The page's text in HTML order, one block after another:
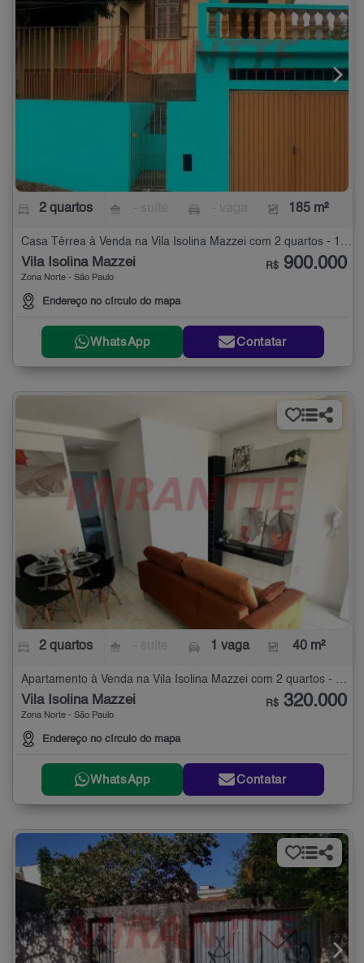
2 quartos 185 m²
Casa Térrea à Venda na Vila Isolina Mazzei com 2 quartos - 185 m²
Vila Isolina Mazzei
Zona Norte - São Paulo
Endereço no círculo do mapa
R$ 900.000
WhatsApp Contatar
2 quartos 1 vaga 40 m²
Apartamento à Venda na Vila Isolina Mazzei com 2 quartos - 40 m²
Vila Isolina Mazzei
Zona Norte - São Paulo
Endereço no círculo do mapa
R$ 320.000
WhatsApp Contatar